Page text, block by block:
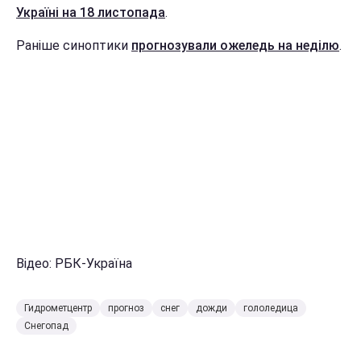
Україні на 18 листопада.
Раніше синоптики прогнозували ожеледь на неділю.
Відео: РБК-Україна
Гидрометцентр прогноз снег дожди
гололедица
Снегопад